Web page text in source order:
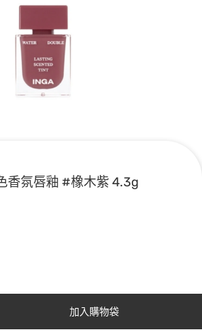
香氛唇釉 #橡木紫 4.3g
加入購物袋